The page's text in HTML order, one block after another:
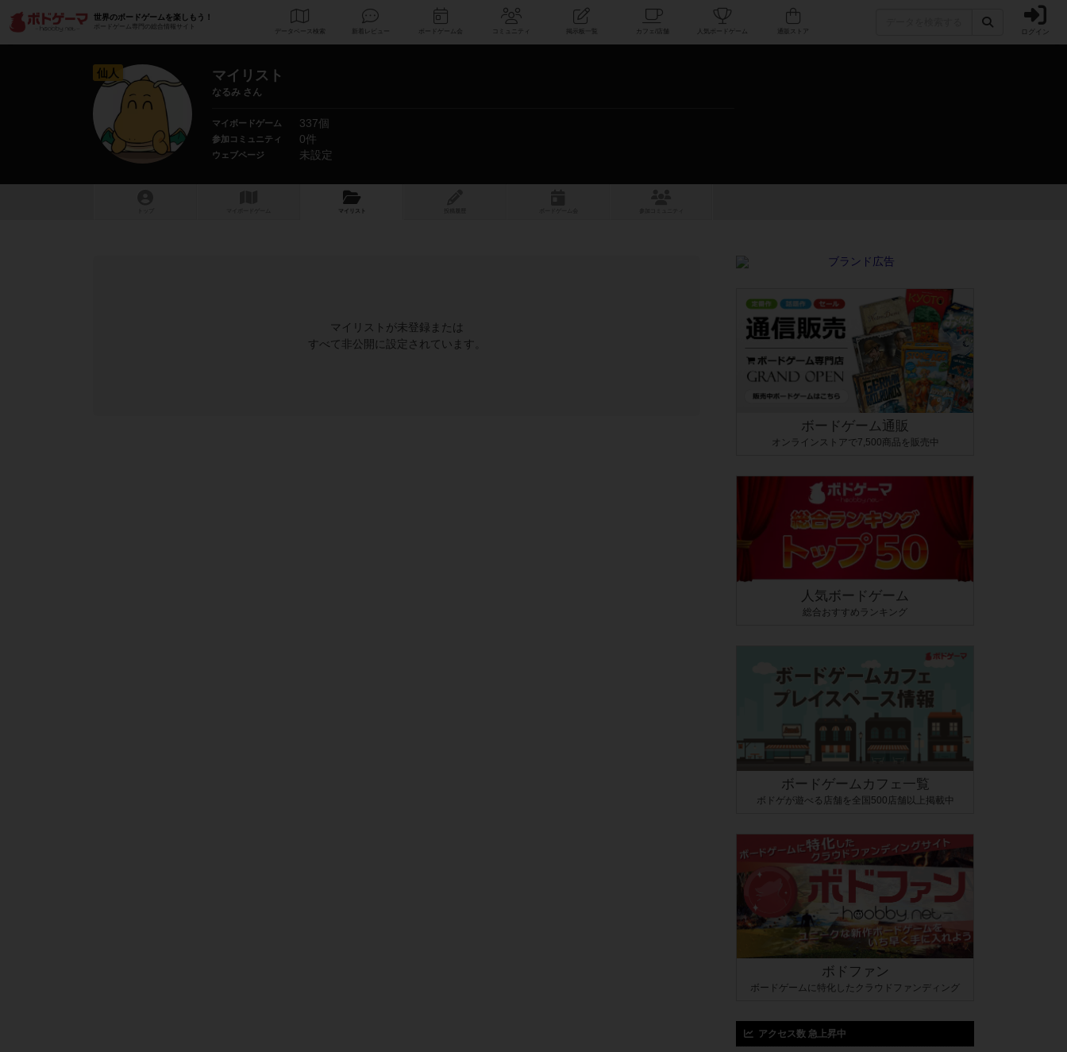
世界のボードゲームを楽しもう！
ボードゲーム専門の総合情報サイト
データベース 検索 新着レビュー ボードゲーム会 コミュニティ 掲示板一覧 カフェ/店舗 人気ボードゲーム ログイン
仙人 マイリスト
なるみ さん
マイボードゲーム 337個
参加コミュニティ 0件
ウェブページ 未設定
マイリスト
マイリストが未登録または
すべて非公開に設定されています。
ボードゲーム通販
オンラインストアで7,500商品を販売中
人気ボードゲーム
総合おすすめランキング
ボードゲームカフェ一覧
ボドゲが遊べる店舗を全国500店舗以上掲載中
ボドファン
ボードゲームに特化したクラウドファンディング
アクセス数 急上昇中